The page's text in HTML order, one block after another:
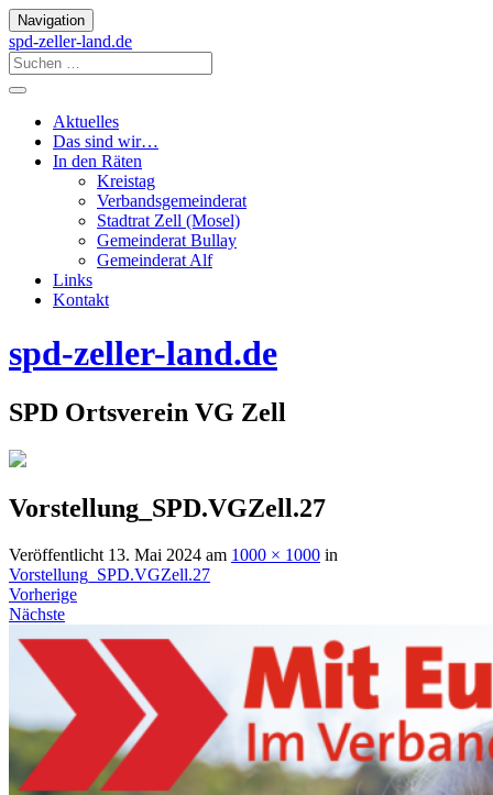
Navigation
spd-zeller-land.de
Aktuelles
Das sind wir…
In den Räten
Kreistag
Verbandsgemeinderat
Stadtrat Zell (Mosel)
Gemeinderat Bullay
Gemeinderat Alf
Links
Kontakt
spd-zeller-land.de
SPD Ortsverein VG Zell
Vorstellung_SPD.VGZell.27
Veröffentlicht 13. Mai 2024 am 1000 × 1000 in
Vorstellung_SPD.VGZell.27
Vorherige
Nächste